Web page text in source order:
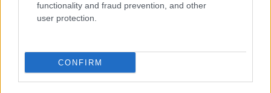
functionality and fraud prevention, and other
user protection.
CONFIRM